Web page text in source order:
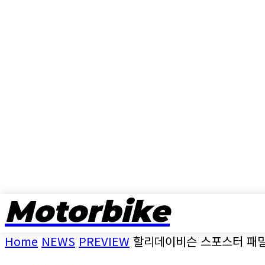
Motorbike
Home NEWS PREVIEW 할리데이비슨 스포스터 패